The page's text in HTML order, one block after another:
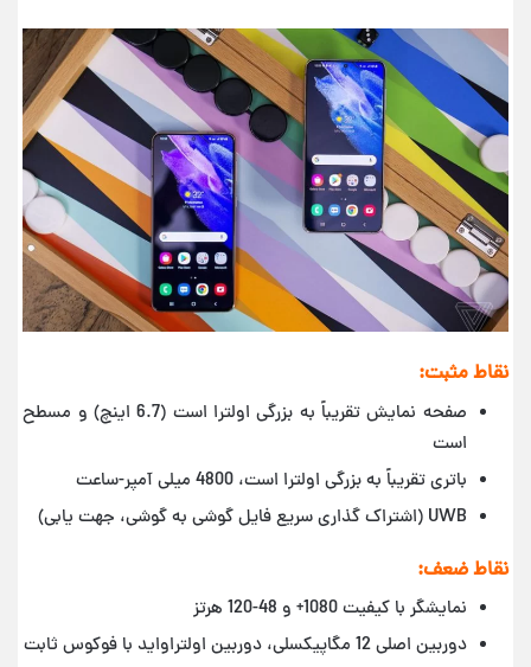
نقاط مثبت:
صفحه نمایش تقریباً به بزرگی اولترا است (6.7 اینچ) و مسطح
است
باتری تقریباً به بزرگی اولترا است، 4800 میلی آمپر-ساعت
UWB (اشتراک گذاری سریع فایل گوشی به گوشی، جهت یابی)
نقاط ضعف:
نمایشگر با کیفیت 1080+ و 48-120 هرتز
دوربین اصلی 12 مگاپیکسلی، دوربین اولتراواید با فوکوس ثابت